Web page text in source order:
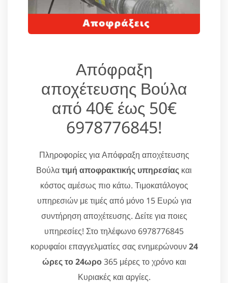
Απόφραξη
αποχέτευσης Βούλα
από 40€ έως 50€
6978776845!
Πληροφορίες για Απόφραξη αποχέτευσης
Βούλατιμή αποφρακτικής υπηρεσίας και
κόστος αμέσως πιο κάτω. Τιμοκατάλογος
υπηρεσιών με τιμές από μόνο 15 Ευρώ για
συντήρηση αποχέτευσης. Δείτε για ποιες
υπηρεσίες! Στο τηλέφωνο 6978776845
κορυφαίοι επαγγελματίες σας ενημερώνουν24
ώρες το 24ωρο365 μέρες το χρόνο και
Κυριακές και αργίες.